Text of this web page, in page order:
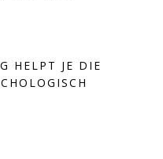
HELPT JE DIE